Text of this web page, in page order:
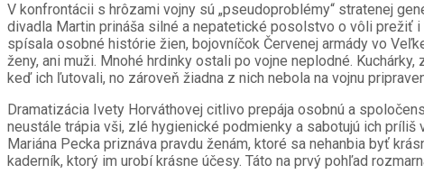
V konfrontácii s hrôzami vojny sú „pseudoproblémy“ stratenej
divadla Martin prináša silné a nepatetické posolstvo o vôli prežiť
spísala osobné histórie žien, bojovníčok Červenej armády vo
ženy, ani muži. Mnohé hrdinky ostali po vojne neplodné.
keď ich ľutovali, no zároveň žiadna z nich nebola na vojnu
Dramatizácia Ivety Horváthovej citlivo prepája osobnú a
neustále trápia vši, zlé hygienické podmienky a sabotujú ich príliš
Mariána Pecka priznáva pravdu ženám, ktoré sa nehanbia byť
kaderník, ktorý im urobí krásne účesy. Táto na prvý pohľad